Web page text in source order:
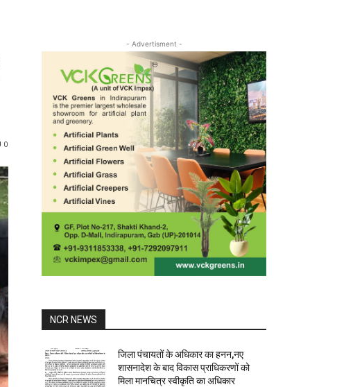
0
- Advertisment -
NCR NEWS
जिला पंचायतों के अधिकार का हनन,नए
शासनादेश के बाद विकास प्राधिकरणों को
मिला मानचित्र स्वीकृति का अधिकार